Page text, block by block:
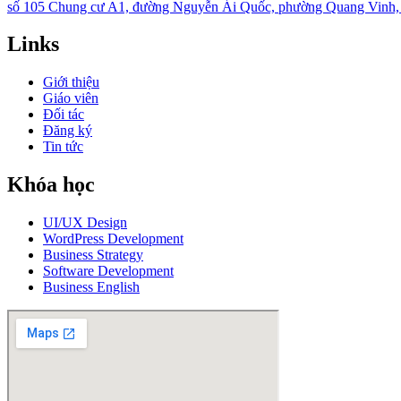
số 105 Chung cư A1, đường Nguyễn Ái Quốc, phường Quang
Links
Giới thiệu
Giáo viên
Đối tác
Đăng ký
Tin tức
Khóa học
UI/UX Design
WordPress Development
Business Strategy
Software Development
Business English